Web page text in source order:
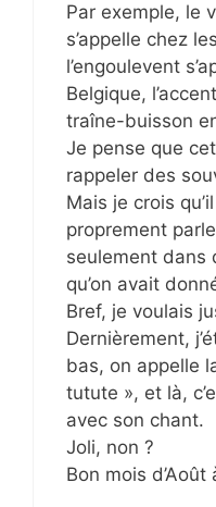
Par exemple, le
s’appelle chez
l’engoulevent
Belgique,
traîne-buisson
Je pense que
rappeler des
Mais je crois
proprement
seulement dans
qu’on avait
Bref, je voulais
Dernièrement,
bas, on appelle
tutute », et là,
avec son chant.
Joli, non ?
Bon mois